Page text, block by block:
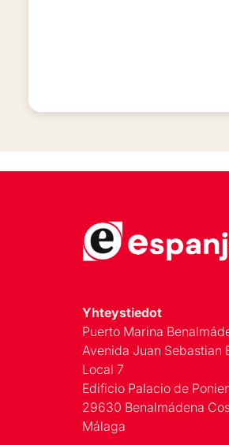
Yhteystiedot
Puerto Marina
Avenida Juan Sebastian
Local 7
Edificio Palacio de
29630 Benalmádena
Málaga